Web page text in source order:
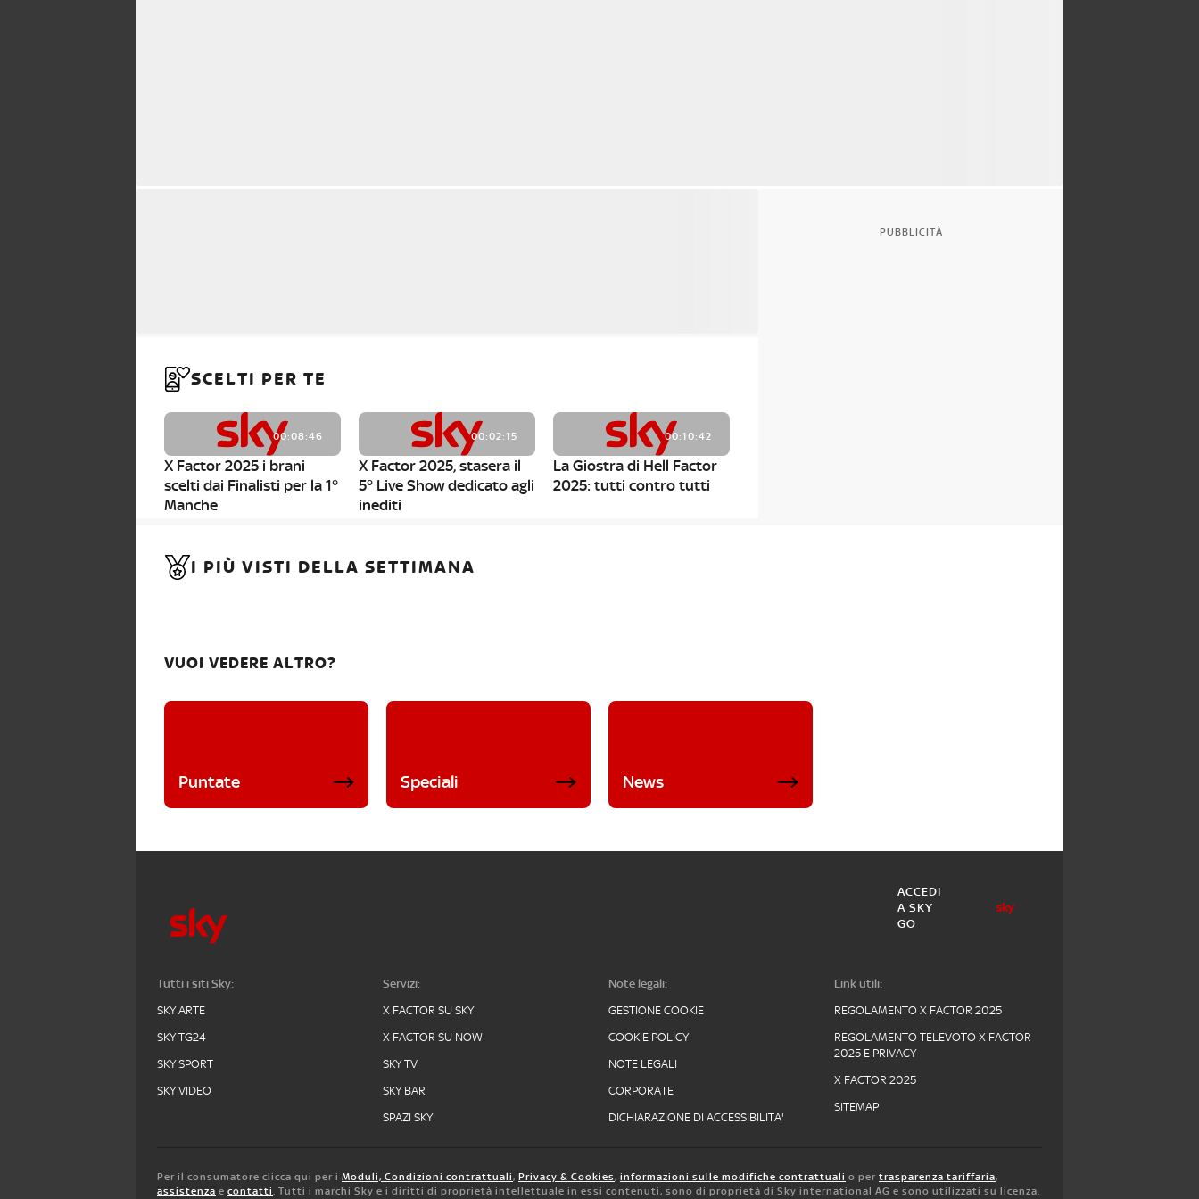
SCELTI PER TE
00:08:46
X Factor 2025 i brani
scelti dai Finalisti per la 1°
Manche
00:02:15
X Factor 2025, stasera il
5° Live Show dedicato agli
inediti
00:10:42
La Giostra di Hell Factor
2025: tutti contro tutti
PUBBLICITÀ
I PIÙ VISTI DELLA SETTIMANA
VUOI VEDERE ALTRO?
Puntate Speciali News
ACCEDI
A SKY
GO
Tutti i siti Sky:
SKY ARTE
SKY TG24
SKY SPORT
SKY VIDEO
Servizi:
X FACTOR SU SKY
X FACTOR SU NOW
SKY TV
SKY BAR
SPAZI SKY
Note legali:
GESTIONE COOKIE
COOKIE POLICY
NOTE LEGALI
CORPORATE
DICHIARAZIONE DI ACCESSIBILITA'
Link utili:
REGOLAMENTO X FACTOR 2025
REGOLAMENTO TELEVOTO X FACTOR
2025 E PRIVACY
X FACTOR 2025
SITEMAP
Per il consumatore clicca qui per i Moduli, Condizioni contrattuali, Privacy & Cookies, informazioni sulle modifiche contrattuali o per trasparenza tariffaria,
assistenza e contatti. Tutti i marchi Sky e i diritti di proprietà intellettuale in essi contenuti, sono di proprietà di Sky international AG e sono utilizzati su licenza.